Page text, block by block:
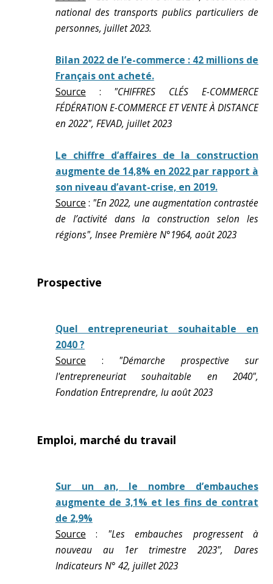
national des transports publics particuliers de
personnes, juillet 2023.
Bilan 2022 de l’e-commerce : 42 millions de
Français ont acheté.
Source : "CHIFFRES CLÉS E-COMMERCE
FÉDÉRATION E-COMMERCE ET VENTE À DISTANCE
en 2022", FEVAD, juillet 2023
Le chiffre d’affaires de la construction
augmente de 14,8% en 2022 par rapport à
son niveau d’avant-crise, en 2019.
Source : "En 2022, une augmentation contrastée
de l’activité dans la construction selon les
régions", Insee Première N°1964, août 2023
Prospective
Quel entrepreneuriat souhaitable en
2040 ?
Source : "Démarche prospective sur
l'entrepreneuriat souhaitable en 2040",
Fondation Entreprendre, lu août 2023
Emploi, marché du travail
Sur un an, le nombre d’embauches
augmente de 3,1% et les fins de contrat
de 2,9%
Source : "Les embauches progressent à
nouveau au 1er trimestre 2023", Dares
Indicateurs N° 42, juillet 2023